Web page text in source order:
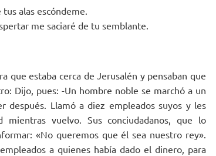
alas escóndeme.
me saciaré de tu semblante.
que estaba cerca de Jerusalén y pensaban que
Dijo, pues: -Un hombre noble se marchó a un
Llamó a diez empleados suyos y les
vuelvo. Sus conciudadanos, que lo
«No queremos que él sea nuestro rey».
a quienes había dado el dinero, para